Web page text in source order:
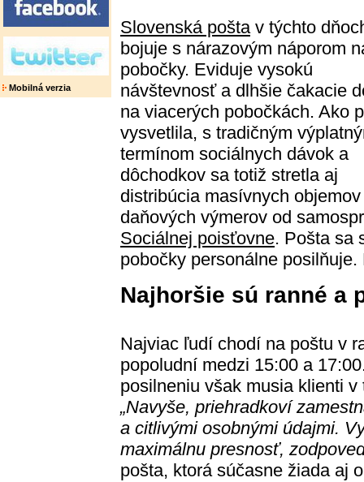
Mobilná verzia
Slovenská poštav týchto
bojuje s nárazovým náporom
pobočky. Eviduje vysokú
návštevnosť a dlhšie čakacie
na viacerých pobočkách. Ako
vysvetlila, s tradičným
termínom sociálnych dávok a
dôchodkov sa totiž stretla aj
distribúcia masívnych objemov
daňových výmerov od
Sociálnej poisťovne. Pošta sa
pobočky personálne
Najhoršie sú ranné a
Najviac ľudí chodí na poštu v
popoludní medzi 15:00 a
posilneniu však musia klienti
„Navyše, priehradkoví
a citlivými osobnými údajmi.
maximálnu presnosť,
pošta, ktorá súčasne žiada aj